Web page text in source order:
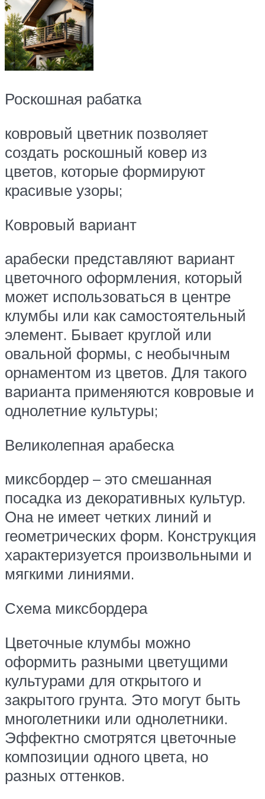
Роскошная рабатка
ковровый цветник позволяет
создать роскошный ковер из
цветов, которые формируют
красивые узоры;
Ковровый вариант
арабески представляют вариант
цветочного оформления, который
может использоваться в центре
клумбы или как самостоятельный
элемент. Бывает круглой или
овальной формы, с необычным
орнаментом из цветов. Для такого
варианта применяются ковровые и
однолетние культуры;
Великолепная арабеска
миксбордер – это смешанная
посадка из декоративных культур.
Она не имеет четких линий и
геометрических форм. Конструкция
характеризуется произвольными и
мягкими линиями.
Схема миксбордера
Цветочные клумбы можно
оформить разными цветущими
культурами для открытого и
закрытого грунта. Это могут быть
многолетники или однолетники.
Эффектно смотрятся цветочные
композиции одного цвета, но
разных оттенков.